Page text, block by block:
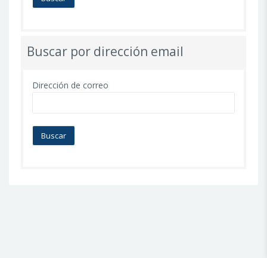
Buscar por dirección email
Dirección de correo